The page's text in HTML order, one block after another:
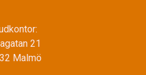
21
Malmö